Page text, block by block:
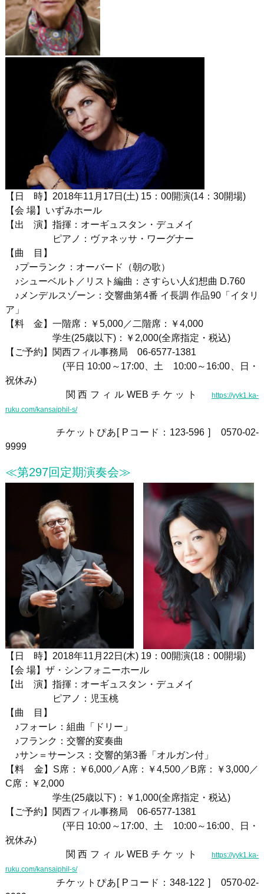
【日 時】 2018年11 月 17 日 (土) 15： 00開演(14： 30開場)
【会 場】いずみホール
【出 演】指揮：オーギュスタン・デュメイ
ピアノ：ヴァネッサ・ワーグナー
【曲 目】
♪プーランク：オーバード（朝の歌）
♪シューベルト／リスト編曲：さすらい人幻想曲 D.760
♪メンデルスゾーン：交響曲第4番 イ長調 作品90「イタリ
ア」
【料 金】一階席：￥5,000／二階席：￥4,000
学生(25歳以下)：￥ 2,000(全席指定・税込)
【ご予約】関西フィル事務局 06-6577-1381
(平日 10:00～17:00、土 10:00～16:00、日・
祝休み)
関西フィル WEB チケットhttps://yyk1.ka-
ruku.com/kansaiphil-s/
チケットぴあ [ P コード：123-596 ]
0570-02-
9999
≪第297回定期演奏会≫
【日 時】 2018年11 月 22 日 (木) 19： 00開演(18： 00開場)
【会 場】ザ・シンフォニーホール
【出 演】指揮：オーギュスタン・デュメイ
ピアノ：児玉桃
【曲 目】
♪フォーレ：組曲「ドリー」
♪フランク：交響的変奏曲
♪サン＝サーンス：交響的第3番「オルガン付」
【料 金】 S席：￥6,000 ／A席：￥4,500 ／ B席：￥3,000／
C席：￥ 2,000
学生(25歳以下)：￥1,000(全席指定・税込)
【ご予約】関西フィル事務局 06-6577-1381
(平日 10:00～17:00、土 10:00～16:00、日・
祝休み)
関西フィル WEB チケットhttps://yyk1.ka-
ruku.com/kansaiphil-s/
チケットぴあ[ Pコード：348-122 ] 0570-02-